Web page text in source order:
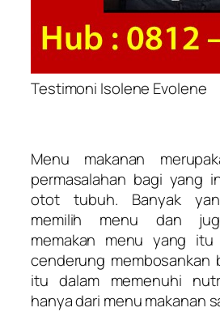
Testimoni Isolene Evolene
Menu makanan
permasalahan bagi yang
otot tubuh. Banyak
memilih menu dan
memakan menu yang
cenderung membosankan
itu dalam memenuhi
hanya dari menu makanan